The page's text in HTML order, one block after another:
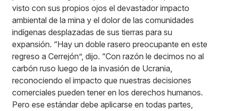
visto con sus propios ojos el devastador impacto
ambiental de la mina y el dolor de las comunidades
indígenas desplazadas de sus tierras para su
expansión. “Hay un doble rasero preocupante en este
regreso a Cerrejón”, dijo. “Con razón le decimos no al
carbón ruso luego de la invasión de Ucrania,
reconociendo el impacto que nuestras decisiones
comerciales pueden tener en los derechos humanos.
Pero ese estándar debe aplicarse en todas partes,